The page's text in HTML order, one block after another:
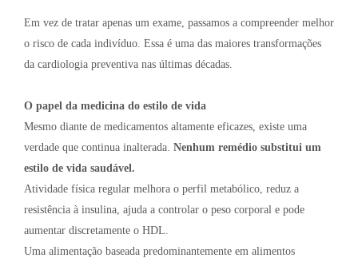
Em vez de tratar apenas um exame, passamos a compreender melhor
o risco de cada indivíduo. Essa é uma das maiores transformações
da cardiologia preventiva nas últimas décadas.
O papel da medicina do estilo de vida
Mesmo diante de medicamentos altamente eficazes, existe uma
verdade que continua inalterada. Nenhum remédio substitui um
estilo de vida saudável.
Atividade física regular melhora o perfil metabólico, reduz a
resistência à insulina, ajuda a controlar o peso corporal e pode
aumentar discretamente o HDL.
Uma alimentação baseada predominantemente em alimentos